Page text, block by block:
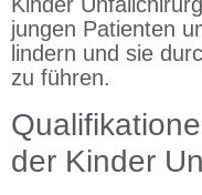
jungen Patienten
lindern und sie
zu führen.
der Kinder